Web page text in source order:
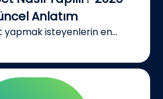
Anlatım
yapmak isteyenlerin en...